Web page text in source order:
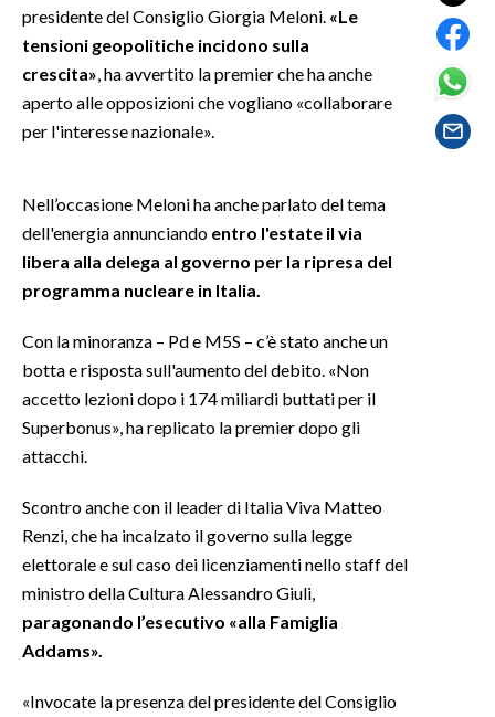
GOSSIP
SARDEGNA TURISMO
NOTIZIE
EVENTI
#CARAUNIONE
3 MINUTI CON
INSULARITÀ
INFO AZIENDE
PUBBLICITÀ
SPIAGGE
STORE
presidente del Consiglio Giorgia Meloni. «Le
tensioni geopolitiche incidono sulla
crescita» , ha avvertito la premier che ha anche
aperto alle opposizioni che vogliano «collaborare
per l'interesse nazionale».
Nell’occasione Meloni ha anche parlato del tema
dell'energia annunciando entro l'estate il via
libera alla delega al governo per la ripresa del
programma nucleare in Italia.
Con la minoranza – Pd e M5S – c’è stato anche un
botta e risposta sull'aumento del debito. «Non
accetto lezioni dopo i 174 miliardi buttati per il
Superbonus», ha replicato la premier dopo gli
attacchi.
Scontro anche con il leader di Italia Viva Matteo
Renzi, che ha incalzato il governo sulla legge
elettorale e sul caso dei licenziamenti nello staff del
ministro della Cultura Alessandro Giuli,
paragonando l’esecutivo «alla Famiglia
Addams».
«Invocate la presenza del presidente del Consiglio